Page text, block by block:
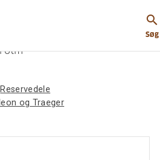
search
Søg
oevrige-
til-rogue-legend-
Reservedele
og Traeger